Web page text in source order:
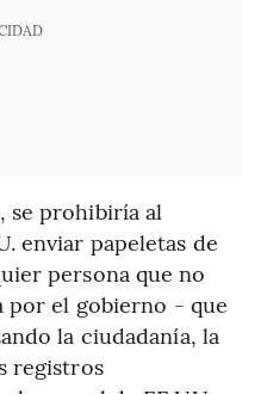
se prohibiría al
enviar papeletas de
persona que no
por el gobierno - que
la ciudadanía, la
registros